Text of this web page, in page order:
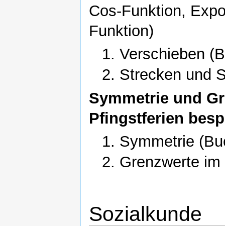
Cos-Funktion,
Funktion)
Verschieben
Strecken und
Symmetrie und
Pfingstferien
Symmetrie
Grenzwerte
Sozialkunde